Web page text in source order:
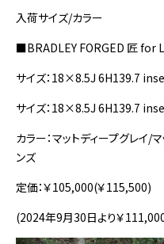
入荷サイズ/カラー
■BRADLEY FORGED 匠 for
サイズ：18×8.5J 6H139.7
サイズ：18×8.5J 6H139.7
カラー：マットディープグレイ/
ンズ
定価：￥105,000(￥115,500)
(2024年9月30日より￥